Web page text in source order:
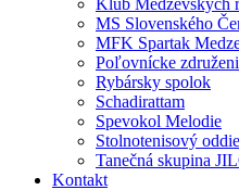
Klub Medzevských
MS Slovenského
MFK Spartak
Poľovnícke
Rybársky spolok
Schadirattam
Spevokol Melodie
Stolnotenisový
Tanečná skupina
Kontakt